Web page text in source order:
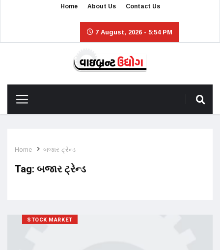
Home About Us Contact Us
7 August, 2026 - 5:54 PM
Home બજાર ટ્રેન્ડ
Tag: બજાર ટ્રેન્ડ
STOCK MARKET